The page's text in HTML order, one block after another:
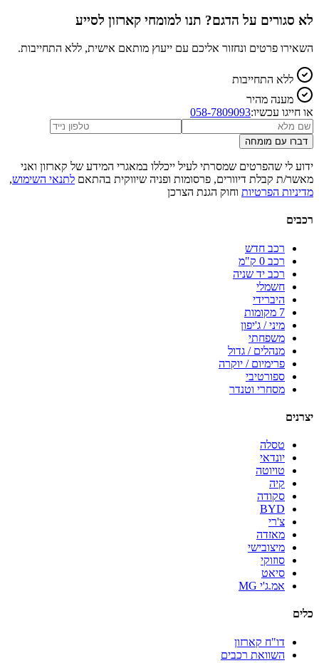
לא סגורים על הדגם? תנו למומחי קארזון לסייע
השאירו פרטים ונחזור אליכם עם ייעוץ מותאם אישית, ללא התחייבות.
ללא התחייבות
מענה מהיר
או חייגו עכשיו:058-7809093
דברו עם מומחה
ידוע לי שהפרטים שמסרתי לעיל ייכללו במאגרי המידע של קארזון ואני
מאשר/ת קבלת דיוורים, פרסומות ופניה שיווקית בהתאם לתנאי השימוש,
מדיניות הפרטיות וחוק הגנת הצרכן
רכבים
רכב חדש
רכב 0 ק"מ
רכב יד שניה
חשמלי
היברידי
7 מקומות
מיני / ג'יפון
משפחתי
מנהלים / גדול
פרימיום / יוקרה
ספורטיבי
מסחרי וטנדר
יצרנים
טסלה
יונדאי
טויוטה
קיה
סקודה
BYD
צ'רי
מאזדה
מיצובישי
סוזוקי
סיאט
אמ.ג'י MG
כלים
דו"ח קארזון
השוואת רכבים